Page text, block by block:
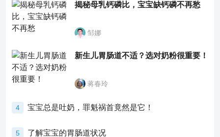
揭秘母乳钙磷比，宝宝缺钙磷不再愁
邹娜
新生儿胃肠道不适？选对奶粉很重要！
蒋春玲
4 宝宝总是吐奶，罪魁祸首竟然是它！
5 了解宝宝的胃肠道状况